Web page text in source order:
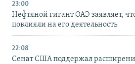
23:00
Нефтяной гигант ОАЭ заявляет,
повлияли на его деятельность
22:08
Сенат США поддержал